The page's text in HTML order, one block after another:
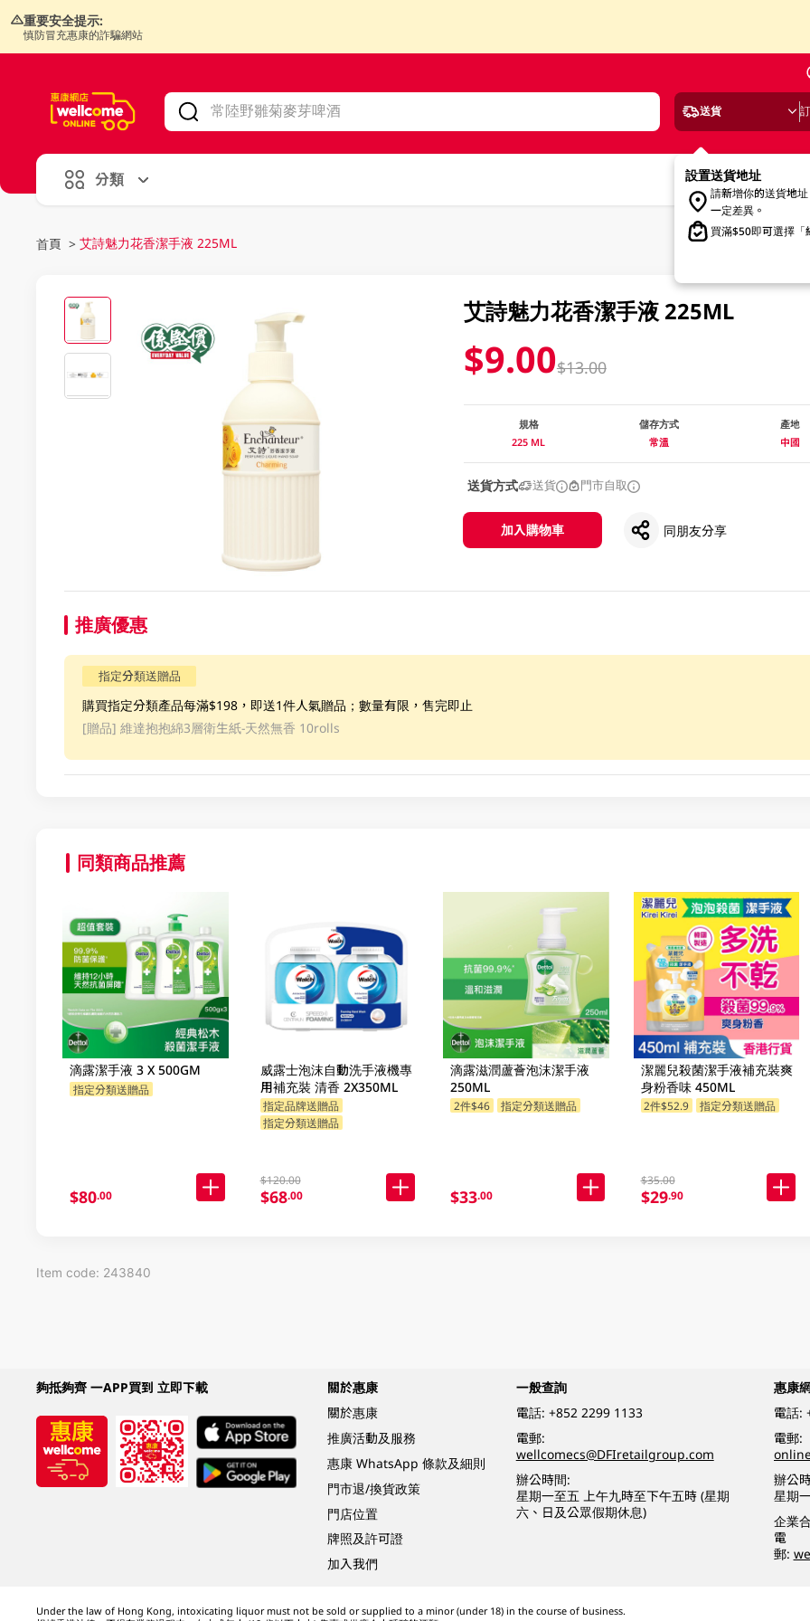
重要安全提示:
慎防冒充惠康的詐騙網站
送貨
設置送貨地址
請新增你的送貨地
一定差異。
買滿$50即可選擇「
分類
首頁 > 艾詩魅力花香潔手液 225ML
艾詩魅力花香潔手液 225ML
$9.00$13.00
規格
225 ML
儲存方式
常溫
產地
中國
送貨方式 送貨 門市自取
加入購物車 同朋友分享
推廣優惠
指定分類送贈品
購買指定分類產品每滿$198，即送1件人氣贈品；數量有限，售完即止
[贈品] 維達抱抱綿3層衛生紙-天然無香 10rolls
同類商品推薦
滴露潔手液 3 X 500GM
指定分類送贈品
$80.00
威露士泡沫自動洗手液機專
用補充裝 清香 2X350ML
指定品牌送贈品
指定分類送贈品
$120.00
$68.00
滴露滋潤蘆薈泡沫潔手液
250ML
2件$46 指定分類送贈品
$33.00
潔麗兒殺菌潔手液補充裝爽
身粉香味 450ML
2件$52.9 指定分類送贈品
$35.00
$29.90
Item code: 243840
夠抵夠齊 一APP買到 立即下載
關於惠康
關於惠康
推廣活動及服務
惠康 WhatsApp 條款及細則
門市退/換貨政策
門店位置
牌照及許可證
加入我們
一般查詢
電話: +852 2299 1133
電郵:
wellcomecs@DFIretailgroup.com
辦公時間:
星期一至五 上午九時至下午五時 (星期
六、日及公眾假期休息)
惠康
電話:
電郵:
辦公
星期
企業
電
郵:
Under the law of Hong Kong, intoxicating liquor must not be sold or supplied to a minor (under 18) in the course of business.